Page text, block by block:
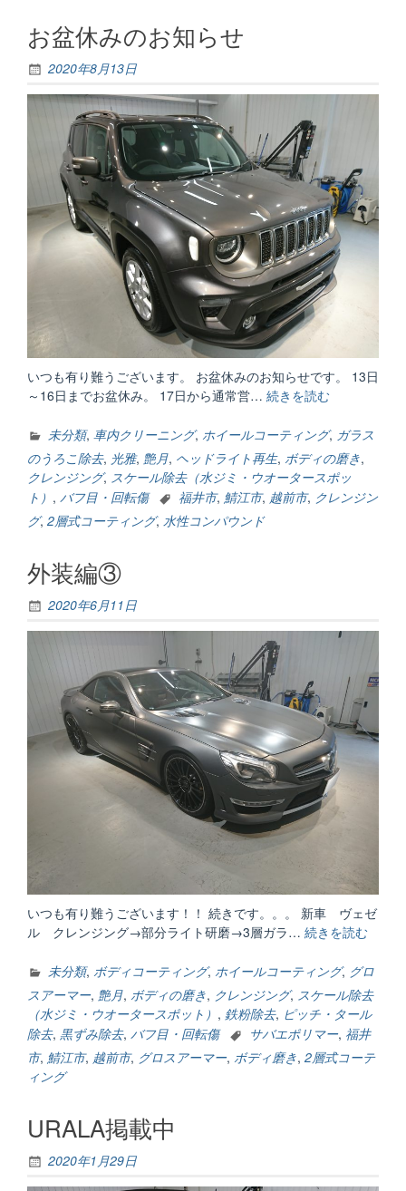
お盆休みのお知らせ
2020年8月13日
いつも有り難うございます。 お盆休みのお知らせです。 13日
～16日までお盆休み。 17日から通常営… 続きを読む
休
み
の
お
未分類, 車内クリーニング, ホイールコーティング, ガラス
のうろこ除去, 光雅, 艶月, ヘッドライト再生, ボディの磨き,
クレンジング, スケール除去（水ジミ・ウオータースポッ
ト） , バフ目・回転傷 福井市, 鯖江市, 越前市, クレンジン
グ, 2層式コーティング, 水性コンパウンド
外装編③
2020年6月11日
いつも有り難うございます！！ 続きです。。。 新車 ヴェゼ
ル クレンジング→部分ライト研磨→3層ガラ… 続きを読む
編
③”
未分類, ボディコーティング, ホイールコーティング, グロ
スアーマー, 艶月, ボディの磨き, クレンジング, スケール除去
（水ジミ・ウオータースポット） , 鉄粉除去, ピッチ・タール
除去, 黒ずみ除去, バフ目・回転傷 サバエポリマー, 福井
市, 鯖江市, 越前市, グロスアーマー, ボディ磨き, 2層式コーテ
ィング
URALA掲載中
2020年1月29日